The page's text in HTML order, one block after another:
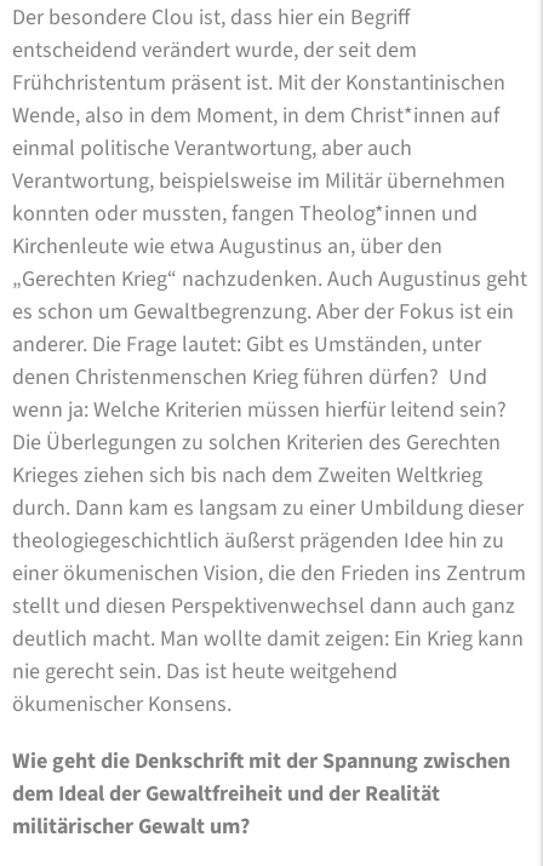
Der besondere Clou ist, dass hier ein Begriff
entscheidend verändert wurde, der seit dem
Frühchristentum präsent ist. Mit der Konstantinischen
Wende, also in dem Moment, in dem Christ*innen auf
einmal politische Verantwortung, aber auch
Verantwortung, beispielsweise im Militär übernehmen
konnten oder mussten, fangen Theolog*innen und
Kirchenleute wie etwa Augustinus an, über den
„Gerechten Krieg“ nachzudenken. Auch Augustinus geht
es schon um Gewaltbegrenzung. Aber der Fokus ist ein
anderer. Die Frage lautet: Gibt es Umständen, unter
denen Christenmenschen Krieg führen dürfen? Und
wenn ja: Welche Kriterien müssen hierfür leitend sein?
Die Überlegungen zu solchen Kriterien des Gerechten
Krieges ziehen sich bis nach dem Zweiten Weltkrieg
durch. Dann kam es langsam zu einer Umbildung dieser
theologiegeschichtlich äußerst prägenden Idee hin zu
einer ökumenischen Vision, die den Frieden ins Zentrum
stellt und diesen Perspektivenwechsel dann auch ganz
deutlich macht. Man wollte damit zeigen: Ein Krieg kann
nie gerecht sein. Das ist heute weitgehend
ökumenischer Konsens.
Wie geht die Denkschrift mit der Spannung zwischen
dem Ideal der Gewaltfreiheit und der Realität
militärischer Gewalt um?